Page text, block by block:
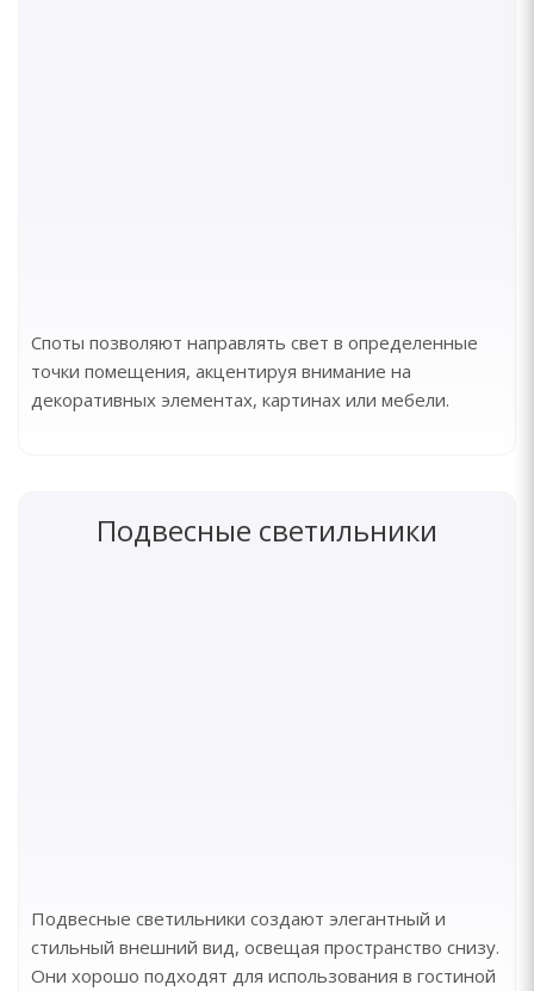
Споты позволяют направлять свет в определенные
точки помещения, акцентируя внимание на
декоративных элементах, картинах или мебели.
Подвесные светильники
Подвесные светильники создают элегантный и
стильный внешний вид, освещая пространство снизу.
Они хорошо подходят для использования в гостиной